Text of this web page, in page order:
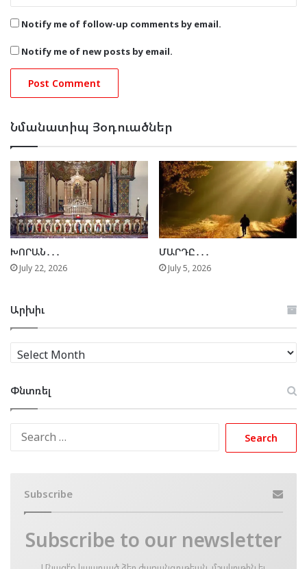
Notify me of follow-up comments by email.
Notify me of new posts by email.
Նմանատիպ Յօդուածներ
ԽՈՐԱՆ․․․
July 22, 2026
ՄԱՐԴԸ․․․
July 5, 2026
Արխիւ
Արխիւ
Փնտռել
Subscribe
Subscribe to our newsletter